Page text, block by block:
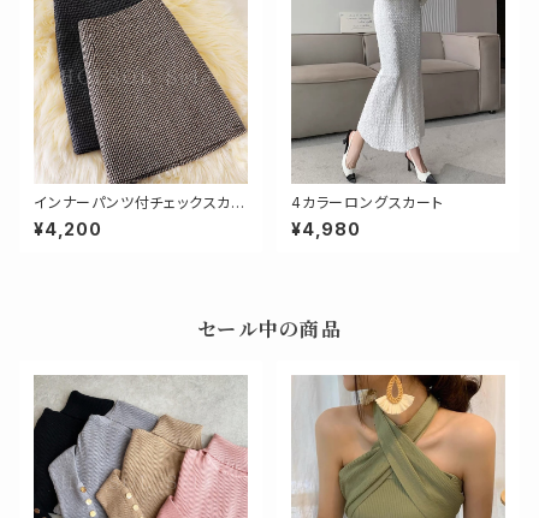
インナーパンツ付チェックスカー
ト
¥4,200
4カラーロングスカート
¥4,980
セール中の商品